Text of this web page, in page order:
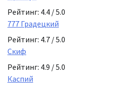
Рейтинг: 4.4 / 5.0
777 Градецкий
Рейтинг: 4.7 / 5.0
Скиф
Рейтинг: 4.9 / 5.0
Каспий